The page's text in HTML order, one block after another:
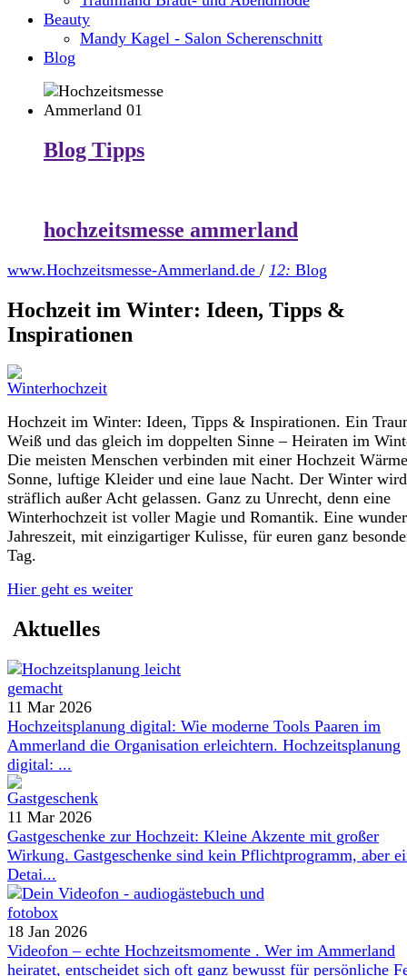
Beauty
Mandy Kagel - Salon Scherenschnitt
Blog
Blog Tipps
hochzeitsmesse ammerland
www.Hochzeitsmesse-Ammerland.de / 12: Blog
Hochzeit im Winter: Ideen, Tipps &
Inspirationen
Hochzeit im Winter: Ideen, Tipps & Inspirationen. Ein
Weiß und das gleich im doppelten Sinne – Heiraten im
Die meisten Menschen verbinden mit einer Hochzeit
Sonne, luftige Kleider und eine laue Nacht. Der Winter
sträflich außer Acht gelassen. Ganz zu Unrecht, denn eine
Winterhochzeit ist voller Magie und Romantik. Eine
Jahreszeit, mit einzigartiger Kulisse, für euren ganz
Tag.
Hier geht es weiter
Aktuelles
11 Mar 2026
Hochzeitsplanung digital: Wie moderne Tools Paaren im
Ammerland die Organisation erleichtern. Hochzeitsplanung
digital: ...
11 Mar 2026
Gastgeschenke zur Hochzeit: Kleine Akzente mit großer
Wirkung. Gastgeschenke sind kein Pflichtprogramm, aber
Detai...
18 Jan 2026
Videofon – echte Hochzeitsmomente . Wer im Ammerland
heiratet, entscheidet sich oft ganz bewusst für persönliche